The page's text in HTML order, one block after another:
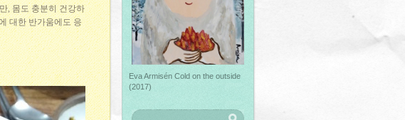
, 몸도 충분히 건강하
대한 반가움에도 응
Eva Armisén Cold on the outside
(2017)